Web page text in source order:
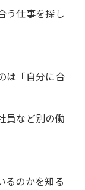
う仕事を探し
は「自分に合
員など別の働
るのかを知る